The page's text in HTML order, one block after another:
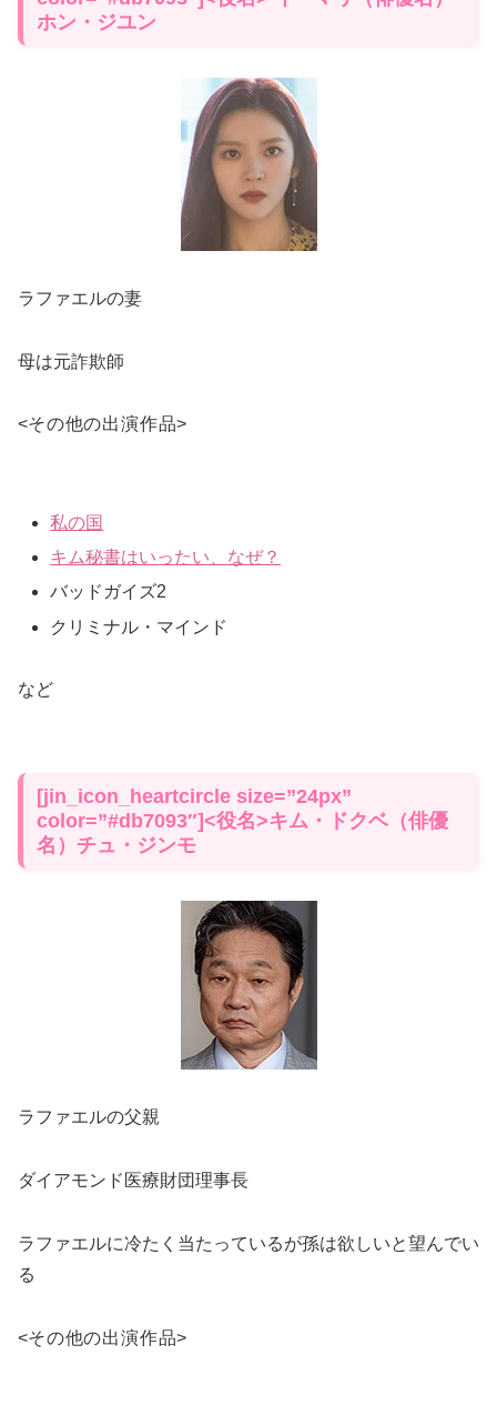
ホン・ジユン
ラファエルの妻
母は元詐欺師
<その他の出演作品>
私の国
キム秘書はいったい、なぜ？
バッドガイズ2
クリミナル・マインド
など
[jin_icon_heartcircle size=”24px”
color=”#db7093″]<役名>キム・ドクベ（俳優
名）チュ・ジンモ
ラファエルの父親
ダイアモンド医療財団理事長
ラファエルに冷たく当たっているが孫は欲しいと望んでい
る
<その他の出演作品>